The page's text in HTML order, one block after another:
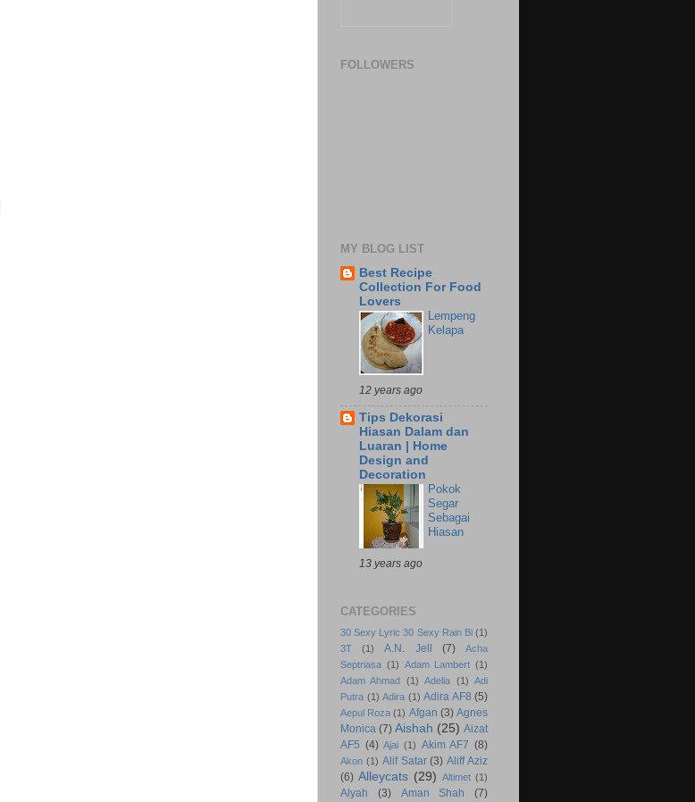
FOLLOWERS
MY BLOG LIST
Best Recipe
Collection For Food
Lovers
Lempeng
Kelapa
12 years ago
Tips Dekorasi
Hiasan Dalam dan
Luaran | Home
Design and
Decoration
Pokok
Segar
Sebagai
Hiasan
13 years ago
CATEGORIES
30 Sexy Lyric 30 Sexy Rain Bi (1)
3T
(1) A.N. Jell (7)
Acha
Septriasa (1) Adam Lambert (1)
Adam Ahmad (1) Adelia (1) Adi
Putra (1) Adira (1) Adira AF8 (5)
Aepul Roza (1) Afgan (3) Agnes
Monica (7) Aishah (25) Aizat
AF5 (4) Ajai (1) Akim AF7 (8)
Akon (1) Alif Satar (3) Aliff Aziz
(6) Alleycats (29) Altimet (1)
Alyah (3) Aman Shah (7)